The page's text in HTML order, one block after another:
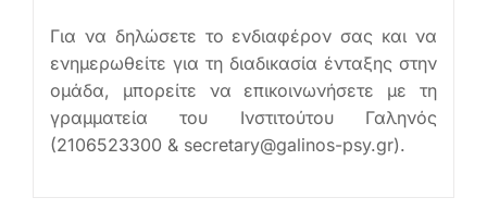
Για να δηλώσετε το ενδιαφέρον σας και να
ενημερωθείτε για τη διαδικασία ένταξης στην
ομάδα, μπορείτε να επικοινωνήσετε με τη
γραμματεία του Ινστιτούτου Γαληνός
(2106523300 & secretary@galinos-psy.gr).